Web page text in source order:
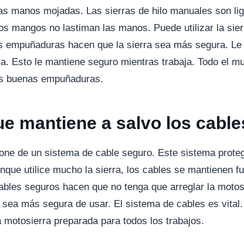
manos mojadas. Las sierras de hilo manuales son
mangos no lastiman las manos. Puede utilizar la
empuñaduras hacen que la sierra sea más segura.
Esto le mantiene seguro mientras trabaja. Todo el
buenas empuñaduras.
mantiene a salvo los
de un sistema de cable seguro. Este sistema
utilice mucho la sierra, los cables se mantienen
seguros hacen que no tenga que arreglar la
más segura de usar. El sistema de cables es
motosierra preparada para todos los trabajos.